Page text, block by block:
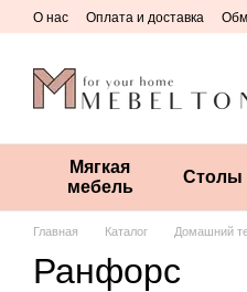
Перейти к основному контенту
О нас Оплата и доставка
Мягкая
мебель
Столы
Главная Каталог Домашний
Ранфорс